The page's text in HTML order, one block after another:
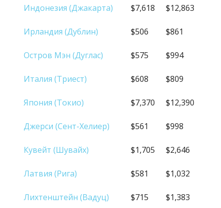
Индонезия (Джакарта) $7,618 $12,863
Ирландия (Дублин) $506 $861
Остров Мэн (Дуглас) $575 $994
Италия (Триест) $608 $809
Япония (Токио) $7,370 $12,390
Джерси (Сент-Хелиер) $561 $998
Кувейт (Шувайх) $1,705 $2,646
Латвия (Рига) $581 $1,032
Лихтенштейн (Вадуц) $715 $1,383